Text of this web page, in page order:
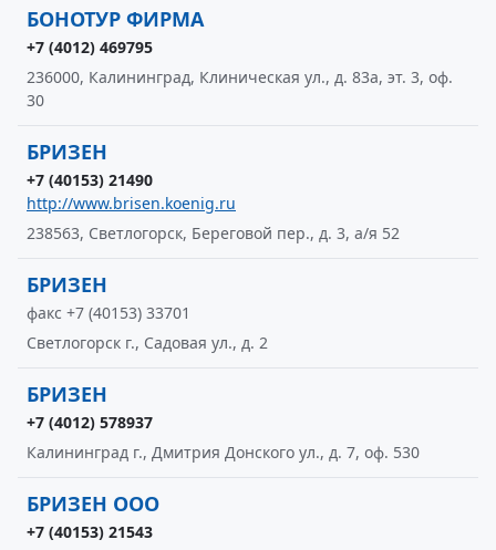
БОНОТУР ФИРМА
+7 (4012) 469795
236000, Калининград, Клиническая ул., д. 83а, эт. 3, оф.
30
БРИЗЕН
+7 (40153) 21490
http://www.brisen.koenig.ru
238563, Светлогорск, Береговой пер., д. 3, а/я 52
БРИЗЕН
факс +7 (40153) 33701
Светлогорск г., Садовая ул., д. 2
БРИЗЕН
+7 (4012) 578937
Калининград г., Дмитрия Донского ул., д. 7, оф. 530
БРИЗЕН ООО
+7 (40153) 21543